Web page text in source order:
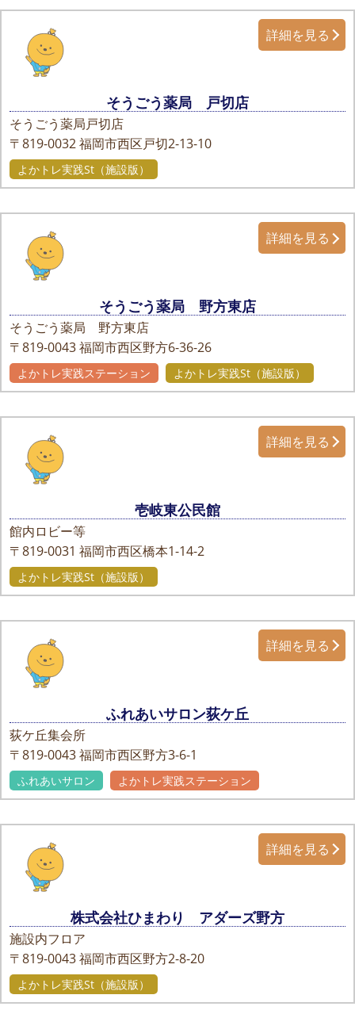
そうごう薬局 戸切店
そうごう薬局戸切店
〒819-0032福岡市西区戸切2-13-10
詳細を見る
よかトレ実践St（施設版）
そうごう薬局 野方東店
そうごう薬局 野方東店
〒819-0043福岡市西区野方6-36-26
詳細を見る
よかトレ実践ステーション よかトレ実践St（施設版）
壱岐東公民館
館内ロビー等
〒819-0031 福岡市西区橋本1-14-2
詳細を見る
よかトレ実践St（施設版）
ふれあいサロン荻ケ丘
荻ケ丘集会所
〒819-0043福岡市西区野方3-6-1
詳細を見る
ふれあいサロン よかトレ実践ステーション
株式会社ひまわり アダーズ野方
施設内フロア
〒819-0043福岡市西区野方2-8-20
詳細を見る
よかトレ実践St（施設版）